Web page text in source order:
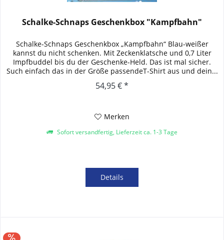
Schalke-Schnaps Geschenkbox "Kampfbahn"
Schalke-Schnaps Geschenkbox „Kampfbahn“ Blau-weißer
kannst du nicht schenken. Mit Zeckenklatsche und 0,7 Liter
Impfbuddel bis du der Geschenke-Held. Das ist mal sicher.
Such einfach das in der Größe passendeT-Shirt aus und dein...
54,95 € *
Merken
Sofort versandfertig, Lieferzeit ca. 1-3 Tage
Details